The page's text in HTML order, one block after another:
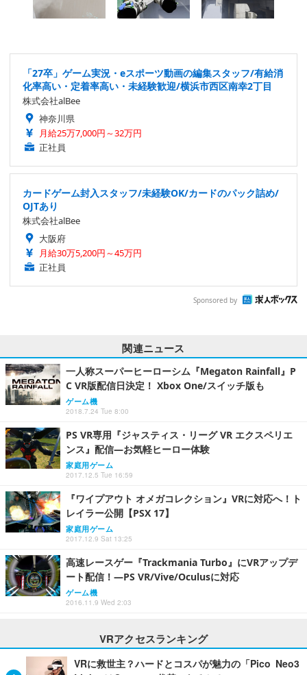
「27卒」ゲーム実況・eスポーツ動画の編集スタッフ/有給消
化率高い・定着率高い・未経験歓迎/横浜市西区南幸2丁目
株式会社alBee
神奈川県
月給25万7,000円～32万円
正社員
カードゲーム封入スタッフ/未経験OK/カードのパック詰め/
OJTあり
株式会社alBee
大阪府
月給30万5,200円～45万円
正社員
Sponsored by
関連ニュース
一人称スーパーヒーローシム『Megaton Rainfall』P
C VR版配信日決定！ Xbox One/スイッチ版も
ゲーム機
2018.7.24 Tue 8:00
PS VR専用『ジャスティス・リーグ VR エクスペリエ
ンス』配信―お気軽ヒーロー体験
家庭用ゲーム
2017.12.5 Tue 16:59
『ワイプアウト オメガコレクション』VRに対応へ！ト
レイラー公開【PSX 17】
家庭用ゲーム
2017.12.9 Sat 13:25
高速レースゲー『Trackmania Turbo』にVRアップデ
ート配信！―PS VR/Vive/Oculusに対応
ゲーム機
2016.11.9 Wed 2:03
VRアクセスランキング
VRに救世主？ハードとコスパが魅力の「Pico Neo3